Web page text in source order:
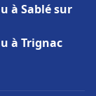
à Sablé sur
à Trignac